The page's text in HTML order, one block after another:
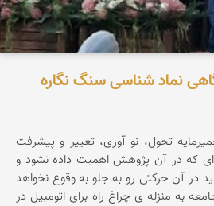
نماد شناسی سنگ نگاره
تحول، نو آوری، تغییر و پیشرفت
که در آن پژوهش اهمیت داده نشود و
در آن حرکتی رو به جلو به وقوع نخواهد
به منزله ی چراغ راه برای اتومبیل در